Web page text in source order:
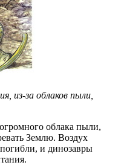
из-за облаков пыли,
облака пыли,
Землю. Воздух
и динозавры